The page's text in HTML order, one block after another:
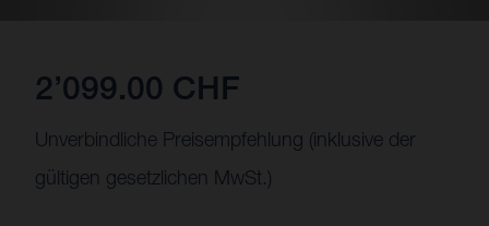
2’099.00 CHF
Unverbindliche Preisempfehlung (inklusive der
gültigen gesetzlichen MwSt.)